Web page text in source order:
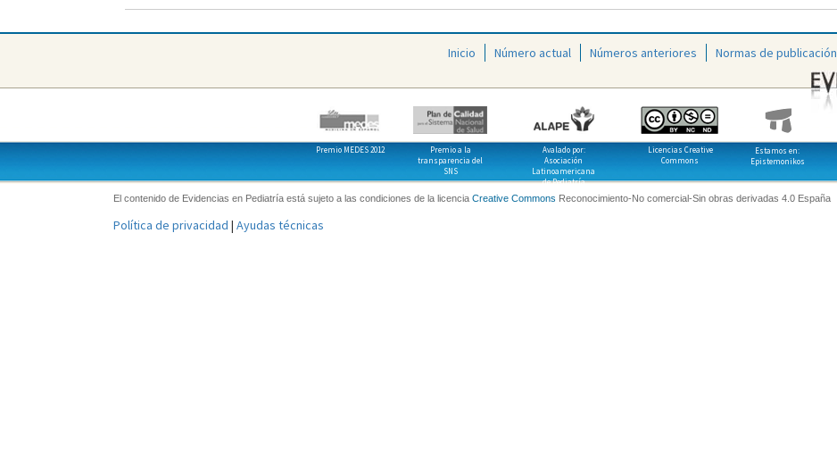
Inicio Número actual Números anteriores Normas de publicación
Premio MEDES 2012
Premio a la
transparencia del
SNS
Avalado por:
Asociación
Latinoamericana
de Pediatría
Licencias Creative
Commons
Estamos en:
Epistemonikos
El contenido de Evidencias en Pediatría está sujeto a las condiciones de la licencia Creative Commons Reconocimiento-No comercial-Sin obras derivadas 4.0 España
Política de privacidad | Ayudas técnicas